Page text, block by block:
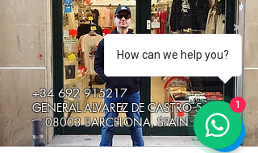
+34 692 915217
GENERAL ALVAREZ DE CASTRO 5
08003 BARCELONA, SPAIN
How can we help you?
1